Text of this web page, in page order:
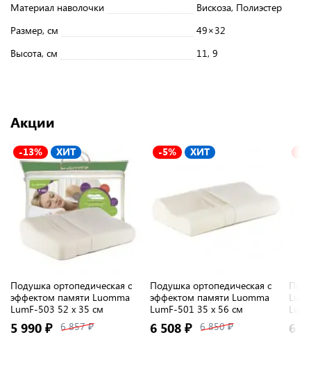
Материал наволочки
Вискоза, Полиэстер
Размер, см
49×32
Высота, см
11, 9
Акции
-13% ХИТ
Подушка ортопедическая с
эффектом памяти Luomma
LumF-503 52 x 35 см
5 990 ₽ 6 857 ₽
-5% ХИТ
Подушка ортопедическая с
эффектом памяти Luomma
LumF-501 35 х 56 см
6 508 ₽ 6 850 ₽ 6